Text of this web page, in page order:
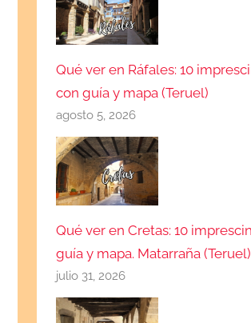
Qué ver en Ráfales: 10
con guía y mapa (Teruel)
agosto 5, 2026
Qué ver en Cretas: 10
guía y mapa. Matarraña (Teruel)
julio 31, 2026